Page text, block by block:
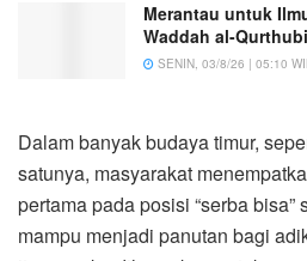
Merantau untuk
Waddah al-Qurthubi
SENIN, 03/8/26 | 05:10
Dalam banyak budaya timur,
satunya, masyarakat
pertama pada posisi “serba
mampu menjadi panutan bagi